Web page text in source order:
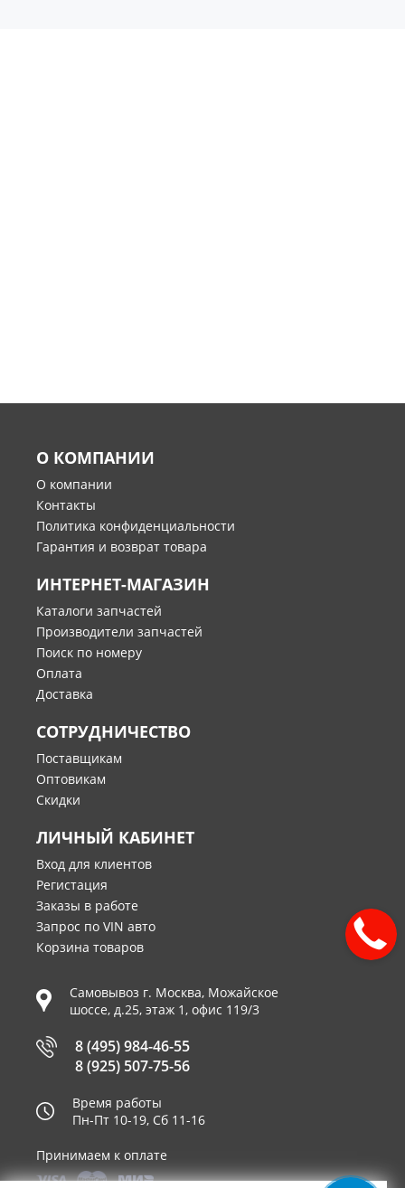
О КОМПАНИИ
О компании
Контакты
Политика конфиденциальности
Гарантия и возврат товара
ИНТЕРНЕТ-МАГАЗИН
Каталоги запчастей
Производители запчастей
Поиск по номеру
Оплата
Доставка
СОТРУДНИЧЕСТВО
Поставщикам
Оптовикам
Скидки
ЛИЧНЫЙ КАБИНЕТ
Вход для клиентов
Регистация
Заказы в работе
Запрос по VIN авто
Корзина товаров
Самовывоз г. Москва, Можайское
шоссе, д.25, этаж 1, офис 119/3
8 (495) 984-46-55
8 (925) 507-75-56
Время работы
Пн-Пт 10-19, Сб 11-16
Принимаем к оплате